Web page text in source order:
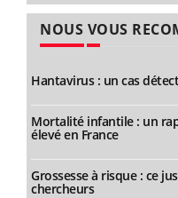
NOUS VOUS
Hantavirus : un cas
Mortalité infantile : un
élevé en France
Grossesse à risque : ce
chercheurs